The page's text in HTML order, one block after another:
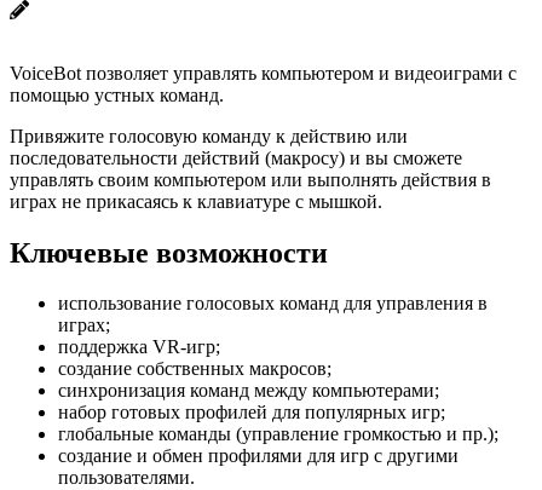
VoiceBot позволяет управлять компьютером и видеоиграми с
помощью устных команд.
Привяжите голосовую команду к действию или
последовательности действий (макросу) и вы сможете
управлять своим компьютером или выполнять действия в
играх не прикасаясь к клавиатуре с мышкой.
Ключевые возможности
использование голосовых команд для управления в
играх;
поддержка VR-игр;
создание собственных макросов;
синхронизация команд между компьютерами;
набор готовых профилей для популярных игр;
глобальные команды (управление громкостью и пр.);
создание и обмен профилями для игр с другими
пользователями.